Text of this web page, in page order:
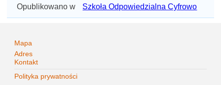
Opublikowano w Szkoła Odpowiedzialna Cyfrowo
Mapa
Adres
Kontakt
Polityka prywatności